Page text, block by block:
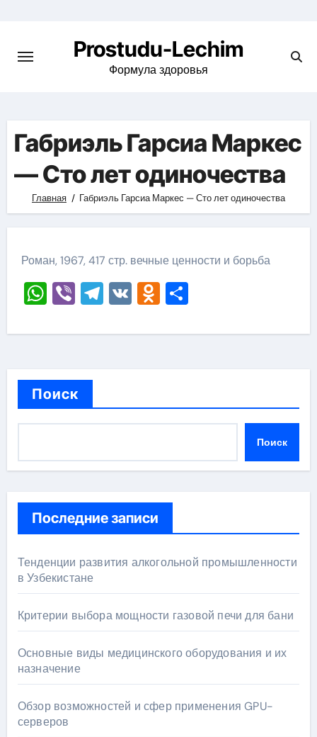
содержимому
Prostudu-Lechim
Формула здоровья
Габриэль Гарсиа Маркес
— Сто лет одиночества
Главная Габриэль Гарсиа Маркес — Сто лет одиночества
Роман, 1967, 417 стр. вечные ценности и борьба
WhatsApp
ViberTelegram
VKOdnoklassniki
Отправить
Поиск
Поиск
Последние записи
Тенденции развития алкогольной промышленности
в Узбекистане
Критерии выбора мощности газовой печи для бани
Основные виды медицинского оборудования и их
назначение
Обзор возможностей и сфер применения GPU-
серверов